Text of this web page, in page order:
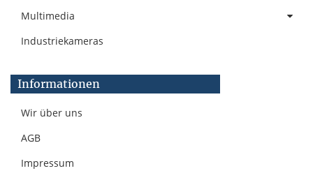
Multimedia
Industriekameras
Informationen
Wir über uns
AGB
Impressum